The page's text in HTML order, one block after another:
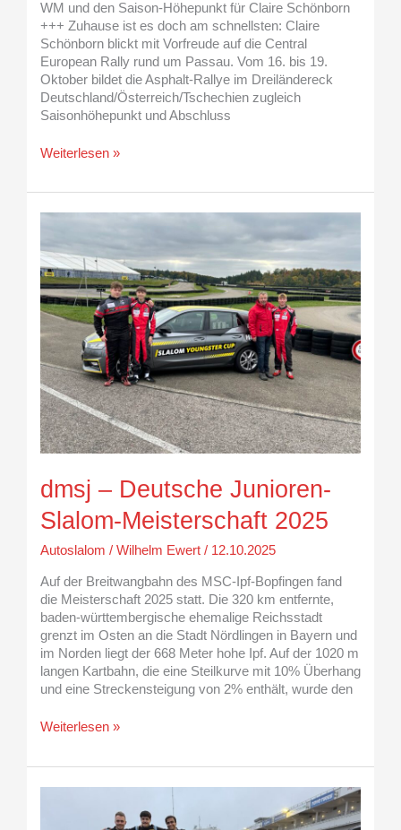
WM und den Saison-Höhepunkt für Claire Schönborn
+++ Zuhause ist es doch am schnellsten: Claire
Schönborn blickt mit Vorfreude auf die Central
European Rally rund um Passau. Vom 16. bis 19.
Oktober bildet die Asphalt-Rallye im Dreiländereck
Deutschland/Österreich/Tschechien zugleich
Saisonhöhepunkt und Abschluss
Weiterlesen »
dmsj – Deutsche Junioren-
Slalom-Meisterschaft 2025
Autoslalom / Wilhelm Ewert / 12.10.2025
Auf der Breitwangbahn des MSC-Ipf-Bopfingen fand
die Meisterschaft 2025 statt. Die 320 km entfernte,
baden-württembergische ehemalige Reichsstadt
grenzt im Osten an die Stadt Nördlingen in Bayern und
im Norden liegt der 668 Meter hohe Ipf. Auf der 1020 m
langen Kartbahn, die eine Steilkurve mit 10% Überhang
und eine Streckensteigung von 2% enthält, wurde den
Deutsche
Junioren-
Slalom-
Meisterschaft
2025
Weiterlesen »